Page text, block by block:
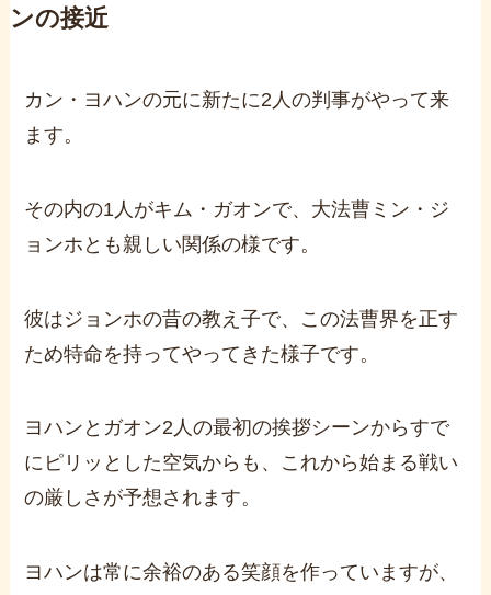
ンの接近
カン・ヨハンの元に新たに2人の判事がやって来
ます。
その内の1人がキム・ガオンで、大法曹ミン・ジ
ョンホとも親しい関係の様です。
彼はジョンホの昔の教え子で、この法曹界を正す
ため特命を持ってやってきた様子です。
ヨハンとガオン2人の最初の挨拶シーンからすで
にピリッとした空気からも、これから始まる戦い
の厳しさが予想されます。
ヨハンは常に余裕のある笑顔を作っていますが、